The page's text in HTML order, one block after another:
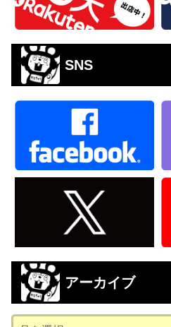
SNS
アーカイブ